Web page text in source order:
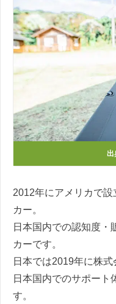
出
2012年にアメリカで
カー。
日本国内での認知度・
カーです。
日本では2019年に株式
日本国内でのサポート
す。